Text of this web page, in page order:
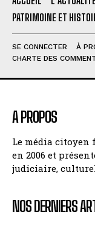
PATRIMOINE ET
SE CONNECTER À
CHARTE DES
A PROPOS
Le média citoyen
en 2006 et
judiciaire,
NOS DERNIERS